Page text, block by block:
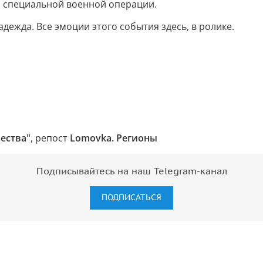
военной операции.
Все эмоции этого события здесь, в ролике.
, репост Lomovka. Регионы
Подписывайтесь на наш Telegram-канал
ПОДПИСАТЬСЯ